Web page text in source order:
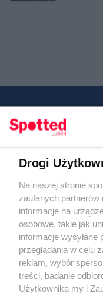
KATEGORIE
OGŁOSZENIA
Regulamin
Polityka
RODO
Warunki
Drogi
Na naszej stronie
zaufanych
informacje na
osobowe, takie jak
informacje
przeglądania w celu
reklam, wybór
treści, badanie
Użytkownika my i